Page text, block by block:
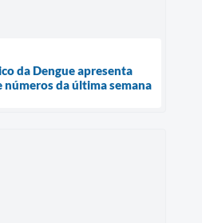
da Dengue apresenta
números da última semana